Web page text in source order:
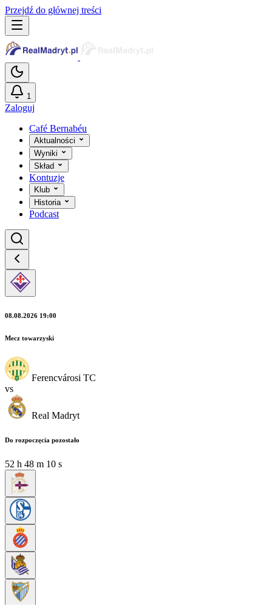
Przejdź do głównej treści
1
Zaloguj
Café Bernabéu
Aktualności
Wyniki
Skład
Kontuzje
Klub
Historia
Podcast
08.08.2026 19:00
Mecz towarzyski
Ferencvárosi TC
vs
Real Madryt
Do rozpoczęcia pozostało
52 h 48 m 08 s